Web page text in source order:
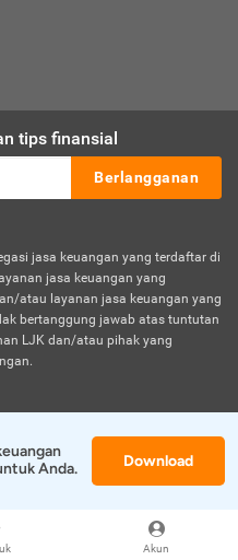
Akun
tips finansial
Berlangganan
jasa keuangan yang terdaftar di
jasa keuangan yang
atau layanan jasa keuangan yang
bertanggung jawab atas tuntutan
LJK dan/atau pihak yang
Anda.
Download